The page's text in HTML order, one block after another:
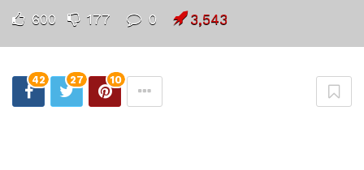
600 177 0 3,543
42 27 10